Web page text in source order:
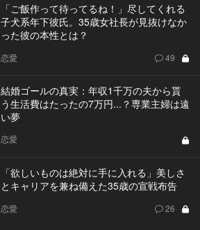
「ご飯作って待ってるね！」尽してくれる
子犬系年下彼氏。35歳女社長が見抜けなか
った彼の本性とは？
恋愛 49
結婚ゴールの真実：年収1千万の夫から貰
う生活費はたったの7万円...？専業主婦は遠
い夢
恋愛
「欲しいものは絶対に手に入れる」美しさ
とキャリアを兼ね備えた35歳の宣戦布告
恋愛 26